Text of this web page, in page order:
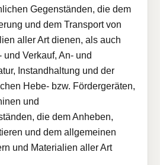
Gegenständen, die dem
und dem Transport von
aller Art dienen, als auch
Verkauf, An- und
Instandhaltung und der
Hebe- bzw. Fördergeräten,
und
die dem Anheben,
und dem allgemeinen
und Materialien aller Art